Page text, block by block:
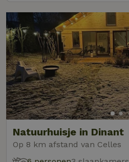
Natuurhuisje in Dinant
Op 8 km afstand van Celles